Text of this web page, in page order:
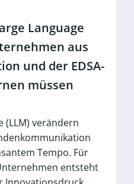
Language
aus
und der EDSA-
müssen
(LLM) verändern
Tempo. Für
entsteht